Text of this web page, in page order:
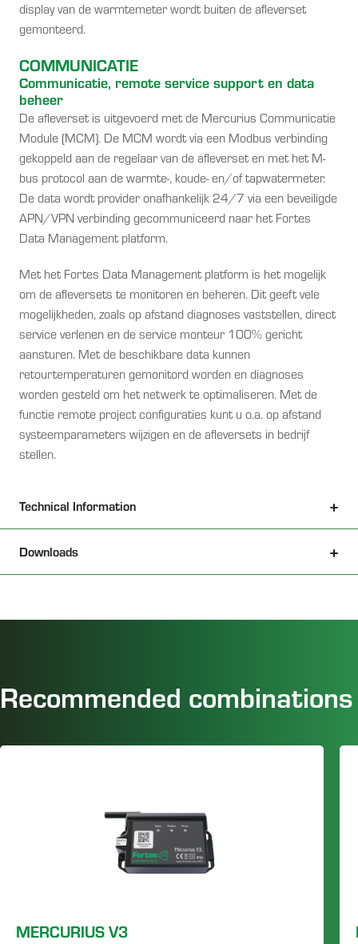
display van de warmtemeter wordt buiten de afleverset
gemonteerd.
COMMUNICATIE
Communicatie, remote service support en data
beheer
De afleverset is uitgevoerd met de Mercurius Communicatie
Module (MCM). De MCM wordt via een Modbus verbinding
gekoppeld aan de regelaar van de afleverset en met het M-
bus protocol aan de warmte-, koude- en/of tapwatermeter.
De data wordt provider onafhankelijk 24/7 via een beveiligde
APN/VPN verbinding gecommuniceerd naar het Fortes
Data Management platform.
Met het Fortes Data Management platform is het mogelijk
om de afleversets te monitoren en beheren. Dit geeft vele
mogelijkheden, zoals op afstand diagnoses vaststellen, direct
service verlenen en de service monteur 100% gericht
aansturen. Met de beschikbare data kunnen
retourtemperaturen gemonitord worden en diagnoses
worden gesteld om het netwerk te optimaliseren. Met de
functie remote project configuraties kunt u o.a. op afstand
systeemparameters wijzigen en de afleversets in bedrijf
stellen.
Technical Information
Downloads
Recommended combinations
MERCURIUS V3